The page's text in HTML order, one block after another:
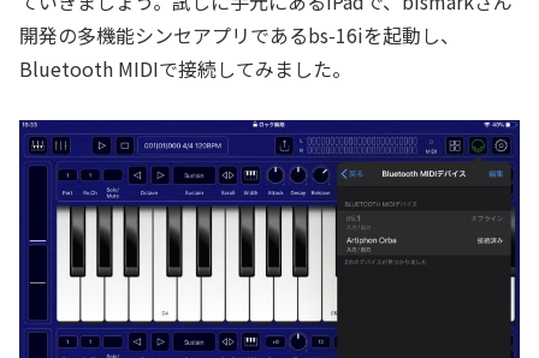
開発の多機能シンセアプリであるbs-16iを起動し、
Bluetooth MIDIで接続してみました。